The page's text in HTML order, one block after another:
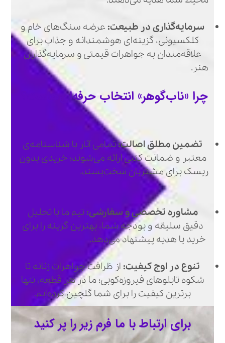
سرمایه‌گذاری در طبیعت: عرضه سنگ‌های خام و
کلکسیونی، گزینه‌ای هوشمندانه و جذاب برای
علاقه‌مندان به جواهرات قیمتی و سرمایه‌گذاران
هنر.
چرا «ناب‌گوهر» انتخاب حرفه‌ای‌هاست؟
تضمین مطلق اصالت:تمامی آثار با شناسنامه‌ی
معتبر و ضمانت کتبی ارائه می‌شوند؛ خریدی بدون
ریسک برای مشتریان سخت‌پسند.
مشاوره تخصصی و سفارشی:تیم ما با تحلیل
دقیق سلیقه و بودجه شما، بهترین گزینه را برای
خرید یا هدیه پیشنهاد می‌دهد.
تنوع در اوج کیفیت:از ظرافت جواهرات زنانه تا
شکوه تابلوهای فیروزه‌کوبی؛ ما در هر قطعه، تنها
برترین کیفیت را برای شما گلچین کرده‌ایم.
برای ارتباط با ما فرم زیر را پر کنید